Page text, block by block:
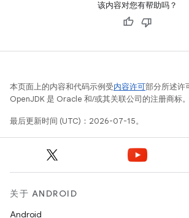
该内容对您有帮助吗？
本页面上的内容和代码示例受内容许可部分所述许
OpenJDK 是 Oracle 和/或其关联公司的注册商标。
最后更新时间 (UTC)：2026-07-15。
关于 ANDROID
Android